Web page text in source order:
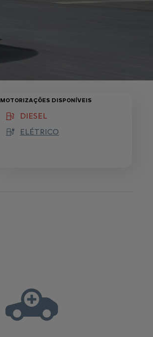
MOTORIZAÇÕES DISPONÍVEIS
DIESEL
ELÉTRICO